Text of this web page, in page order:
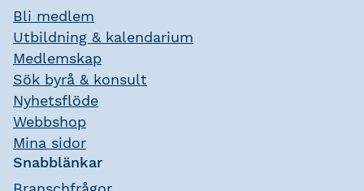
Bli medlem
Utbildning & kalendarium
Medlemskap
Sök byrå & konsult
Nyhetsflöde
Webbshop
Mina sidor
Snabblänkar